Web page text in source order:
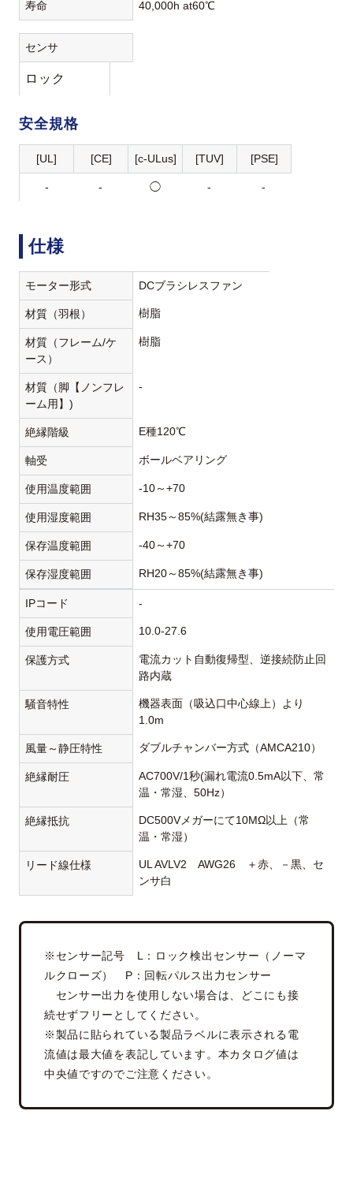
寿命 40,000h at60℃
センサ
ロック
安全規格
[UL] [CE] [c-ULus] [TUV] [PSE]
- - ◯ - -
仕様
モーター形式 DCブラシレスファン
材質（羽根） 樹脂
材質（フレーム/ケ
ース）
樹脂
材質（脚【ノンフレ
ーム用】)
-
絶縁階級 E種120℃
軸受 ボールベアリング
使用温度範囲 -10～+70
使用湿度範囲 RH35～85%(結露無き事)
保存温度範囲 -40～+70
保存湿度範囲 RH20～85%(結露無き事)
IPコード -
使用電圧範囲 10.0-27.6
保護方式
電流カット自動復帰型、逆接続防止回
路内蔵
騒音特性
機器表面（吸込口中心線上）より
1.0m
風量～静圧特性 ダブルチャンバー方式（AMCA210）
絶縁耐圧
AC700V/1秒(漏れ電流0.5mA以下、常
温・常湿、50Hz）
絶縁抵抗
DC500Vメガーにて10MΩ以上（常
温・常湿）
リード線仕様
UL AVLV2 AWG26 ＋赤、－黒、セ
ンサ白
※センサー記号 L：ロック検出センサー（ノーマ
ルクローズ） P：回転パルス出力センサー
センサー出力を使用しない場合は、どこにも接
続せずフリーとしてください。
※製品に貼られている製品ラベルに表示される電
流値は最大値を表記しています。本カタログ値は
中央値ですのでご注意ください。